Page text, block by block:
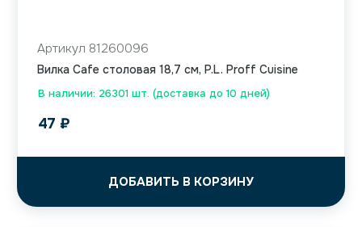
В наличии: 26301 шт. (доставка до 10 дней)
Артикул 81260096
Вилка Cafe столовая 18,7 см, P.L. Proff Cuisine
47 ₽
ДОБАВИТЬ В КОРЗИНУ